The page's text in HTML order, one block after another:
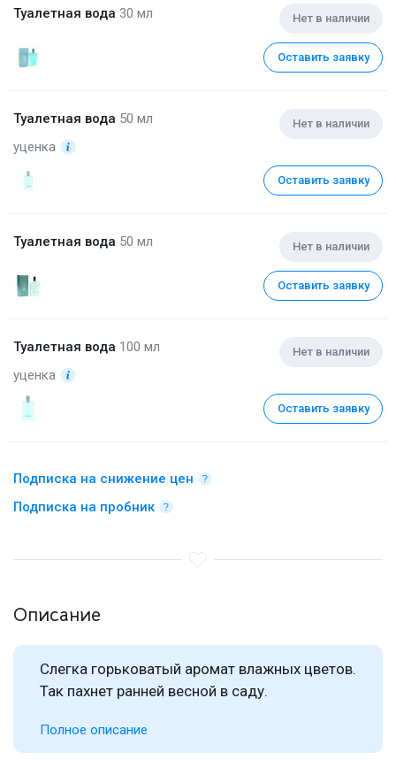
Туалетная вода 30 мл Нет в наличии
Оставить заявку
Туалетная вода 50 мл
уценка
Нет в наличии
Оставить заявку
Туалетная вода 50 мл Нет в наличии
Оставить заявку
Туалетная вода 100 мл
уценка
Нет в наличии
Оставить заявку
Подписка на снижение цен
Подписка на пробник
Описание
Слегка горьковатый аромат влажных цветов.
Так пахнет ранней весной в саду.
Полное описание